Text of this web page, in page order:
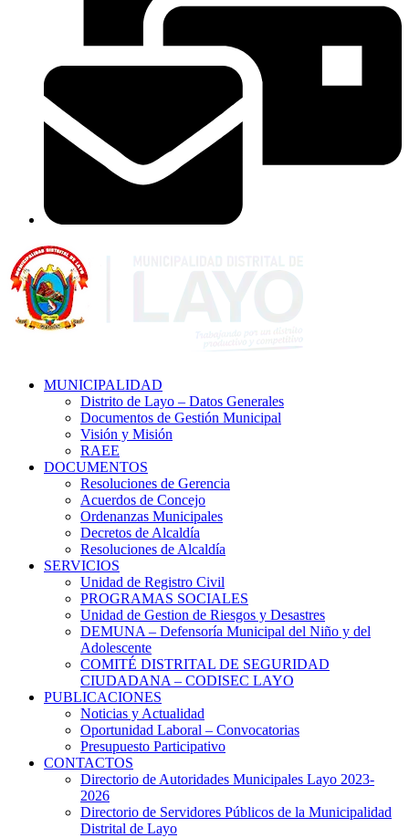
MUNICIPALIDAD
Distrito de Layo – Datos Generales
Documentos de Gestión Municipal
Visión y Misión
RAEE
DOCUMENTOS
Resoluciones de Gerencia
Acuerdos de Concejo
Ordenanzas Municipales
Decretos de Alcaldía
Resoluciones de Alcaldía
SERVICIOS
Unidad de Registro Civil
PROGRAMAS SOCIALES
Unidad de Gestion de Riesgos y Desastres
DEMUNA – Defensoría Municipal del Niño y del
Adolescente
COMITÉ DISTRITAL DE SEGURIDAD
CIUDADANA – CODISEC LAYO
PUBLICACIONES
Noticias y Actualidad
Oportunidad Laboral – Convocatorias
Presupuesto Participativo
CONTACTOS
Directorio de Autoridades Municipales Layo 2023-
2026
Directorio de Servidores Públicos de la Municipalidad
Distrital de Layo